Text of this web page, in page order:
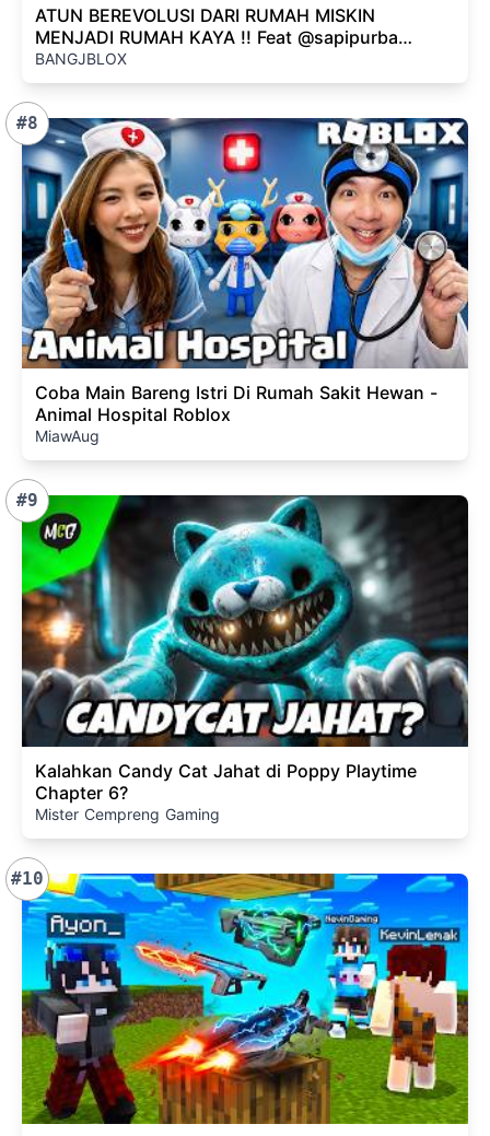
ATUN BEREVOLUSI DARI RUMAH MISKIN
MENJADI RUMAH KAYA !! Feat @sapipurba
Minecraft
BANGJBLOX
#8
Coba Main Bareng Istri Di Rumah Sakit Hewan -
Animal Hospital Roblox
MiawAug
#9
Kalahkan Candy Cat Jahat di Poppy Playtime
Chapter 6?
Mister Cempreng Gaming
#10